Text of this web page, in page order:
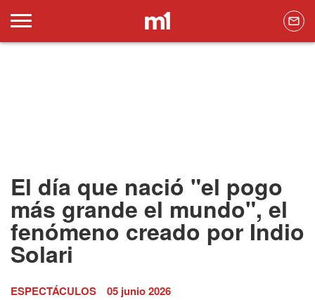
El día que nació "el pogo
más grande el mundo", el
fenómeno creado por Indio
Solari
ESPECTÁCULOS 05 junio 2026